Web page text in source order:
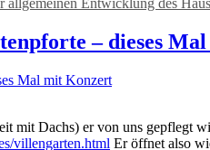
allgemeinen Entwicklung des
– dieses
mit Dachs) er von uns gepflegt
villengarten.html Er öffnet also